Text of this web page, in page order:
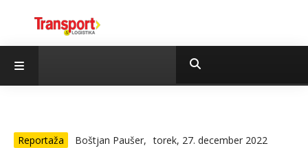
Reportaža Boštjan Paušer, torek, 27. december 2022